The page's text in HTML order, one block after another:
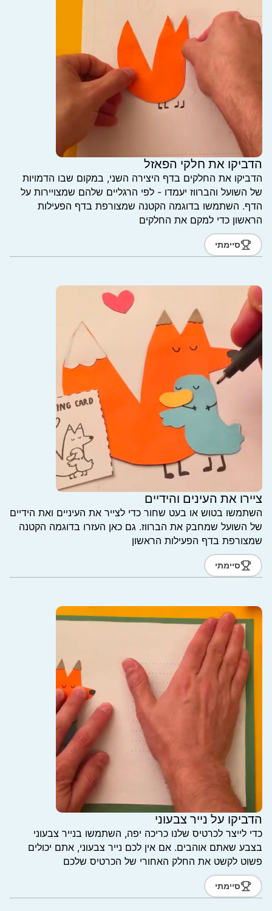
הדביקו את חלקי הפאזל
הדביקו את החלקים בדף היצירה השני, במקום שבו הדמויות
של השועל והברווז יעמדו - לפי הרגליים שלהם שמצויירות על
הדף. השתמשו בדוגמה הקטנה שמצורפת בדף הפעילות
הראשון כדי למקם את החלקים
סיימתי
ציירו את העינים והידיים
השתמשו בטוש או בעט שחור כדי לצייר את העיניים ואת הידיים
של השועל שמחבק את הברווז. גם כאן העזרו בדוגמה הקטנה
שמצורפת בדף הפעילות הראשון
סיימתי
הדביקו על נייר צבעוני
כדי לייצר לכרטיס שלנו כריכה יפה, השתמשו בנייר צבעוני
בצבע שאתם אוהבים. אם אין לכם נייר צבעוני, אתם יכולים
פשוט לקשט את החלק האחורי של הכרטיס שלכם
סיימתי